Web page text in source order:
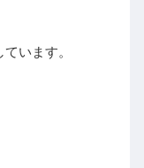
います。